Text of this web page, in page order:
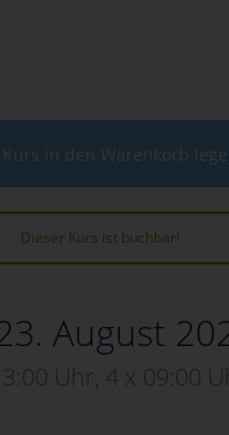
Kurs in den Warenkorb
Dieser Kurs ist buchbar!
August
Uhr, 4 x 09:00